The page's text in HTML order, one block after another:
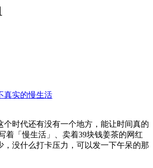
真实的慢生活
个时代还有没有一个地方，能让时间真的
着「慢生活」、卖着39块钱姜茶的网红
，没什么打卡压力，可以发一下午呆的那